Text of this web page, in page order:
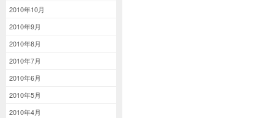
2010年10月
2010年9月
2010年8月
2010年7月
2010年6月
2010年5月
2010年4月